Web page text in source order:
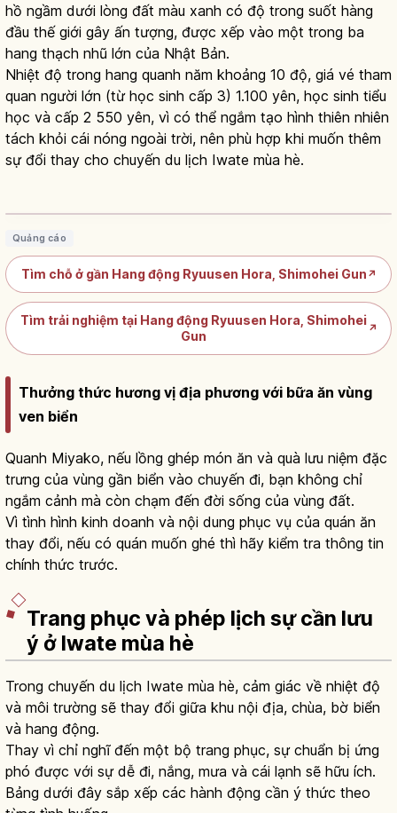
hồ ngầm dưới lòng đất màu xanh có độ trong suốt hàng
đầu thế giới gây ấn tượng, được xếp vào một trong ba
hang thạch nhũ lớn của Nhật Bản.
Nhiệt độ trong hang quanh năm khoảng 10 độ, giá vé tham
quan người lớn (từ học sinh cấp 3) 1.100 yên, học sinh tiểu
học và cấp 2 550 yên, vì có thể ngắm tạo hình thiên nhiên
tách khỏi cái nóng ngoài trời, nên phù hợp khi muốn thêm
sự đổi thay cho chuyến du lịch Iwate mùa hè.
Hang Ryusendo Iwate: hồ ngầm xanh
Quảng cáo
Tìm chỗ ở gần Hang động Ryuusen Hora, Shimohei Gun ↗
Tìm trải nghiệm tại Hang động Ryuusen Hora, Shimohei
Gun
↗
Thưởng thức hương vị địa phương với bữa ăn vùng
ven biển
Quanh Miyako, nếu lồng ghép món ăn và quà lưu niệm đặc
trưng của vùng gần biển vào chuyến đi, bạn không chỉ
ngắm cảnh mà còn chạm đến đời sống của vùng đất.
Vì tình hình kinh doanh và nội dung phục vụ của quán ăn
thay đổi, nếu có quán muốn ghé thì hãy kiểm tra thông tin
chính thức trước.
Trang phục và phép lịch sự cần lưu
ý ở Iwate mùa hè
Trong chuyến du lịch Iwate mùa hè, cảm giác về nhiệt độ
và môi trường sẽ thay đổi giữa khu nội địa, chùa, bờ biển
và hang động.
Thay vì chỉ nghĩ đến một bộ trang phục, sự chuẩn bị ứng
phó được với sự dễ đi, nắng, mưa và cái lạnh sẽ hữu ích.
Bảng dưới đây sắp xếp các hành động cần ý thức theo